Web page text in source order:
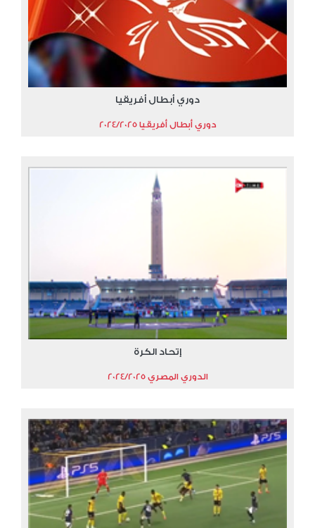
دوري أبطال أفريقيا
دوري أبطال أفريقيا 2024/2025
إتحاد الكرة
الدوري المصري 2024/2025